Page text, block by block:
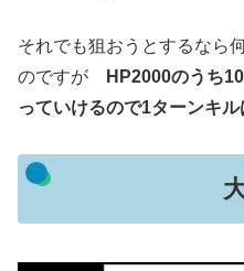
それでも狙おうとするなら
のですが
HP2000のうち
っていけるので1ターンキ